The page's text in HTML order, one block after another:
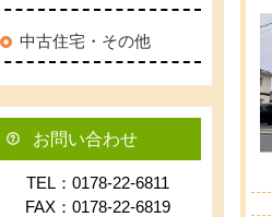
中古住宅・その他
お問い合わせ
TEL：0178-22-6811
FAX：0178-22-6819